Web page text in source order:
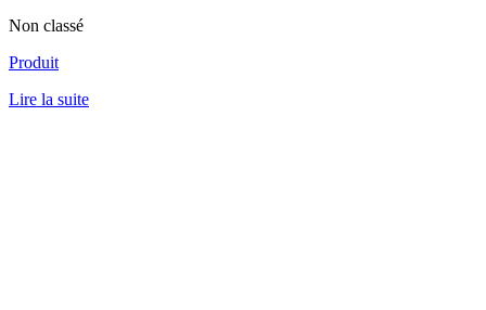
Non classé
Produit
Lire la suite